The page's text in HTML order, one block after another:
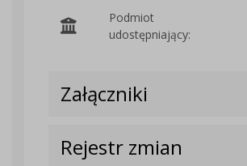
Podmiot
udostępniający:
Załączniki
Rejestr zmian